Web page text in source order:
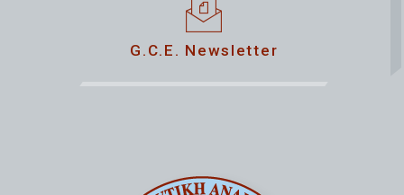
G.C.E. Newsletter